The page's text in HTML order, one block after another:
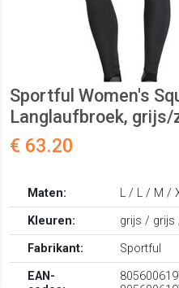
Sportful Women's
Langlaufbroek,
€ 63.20
Maten:
L / L / M /
Kleuren:
grijs / grijs
Fabrikant:
Sportful
EAN-